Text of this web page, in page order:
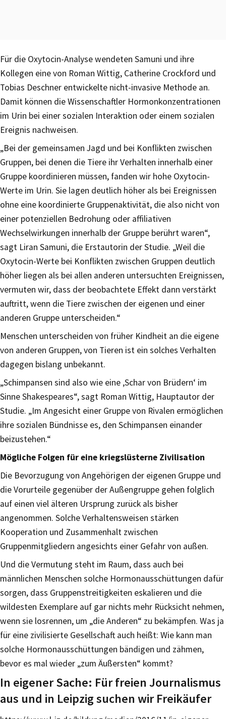
Für die Oxytocin-Analyse wendeten Samuni und ihre
Kollegen eine von Roman Wittig, Catherine Crockford und
Tobias Deschner entwickelte nicht-invasive Methode an.
Damit können die Wissenschaftler Hormonkonzentrationen
im Urin bei einer sozialen Interaktion oder einem sozialen
Ereignis nachweisen.
„Bei der gemeinsamen Jagd und bei Konflikten zwischen
Gruppen, bei denen die Tiere ihr Verhalten innerhalb einer
Gruppe koordinieren müssen, fanden wir hohe Oxytocin-
Werte im Urin. Sie lagen deutlich höher als bei Ereignissen
ohne eine koordinierte Gruppenaktivität, die also nicht von
einer potenziellen Bedrohung oder affiliativen
Wechselwirkungen innerhalb der Gruppe berührt waren“,
sagt Liran Samuni, die Erstautorin der Studie. „Weil die
Oxytocin-Werte bei Konflikten zwischen Gruppen deutlich
höher liegen als bei allen anderen untersuchten Ereignissen,
vermuten wir, dass der beobachtete Effekt dann verstärkt
auftritt, wenn die Tiere zwischen der eigenen und einer
anderen Gruppe unterscheiden.“
Menschen unterscheiden von früher Kindheit an die eigene
von anderen Gruppen, von Tieren ist ein solches Verhalten
dagegen bislang unbekannt.
„Schimpansen sind also wie eine ‚Schar von Brüdern‘ im
Sinne Shakespeares“, sagt Roman Wittig, Hauptautor der
Studie. „Im Angesicht einer Gruppe von Rivalen ermöglichen
ihre sozialen Bündnisse es, den Schimpansen einander
beizustehen.“
Mögliche Folgen für eine kriegslüsterne Zivilisation
Die Bevorzugung von Angehörigen der eigenen Gruppe und
die Vorurteile gegenüber der Außengruppe gehen folglich
auf einen viel älteren Ursprung zurück als bisher
angenommen. Solche Verhaltensweisen stärken
Kooperation und Zusammenhalt zwischen
Gruppenmitgliedern angesichts einer Gefahr von außen.
Und die Vermutung steht im Raum, dass auch bei
männlichen Menschen solche Hormonausschüttungen dafür
sorgen, dass Gruppenstreitigkeiten eskalieren und die
wildesten Exemplare auf gar nichts mehr Rücksicht nehmen,
wenn sie losrennen, um „die Anderen“ zu bekämpfen. Was ja
für eine zivilisierte Gesellschaft auch heißt: Wie kann man
solche Hormonausschüttungen bändigen und zähmen,
bevor es mal wieder „zum Äußersten“ kommt?
In eigener Sache: Für freien Journalismus
aus und in Leipzig suchen wir Freikäufer